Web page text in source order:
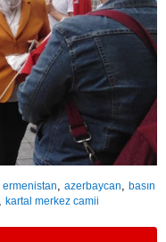
,ermenistan ,azerbaycan ,basın
kartal merkez camii